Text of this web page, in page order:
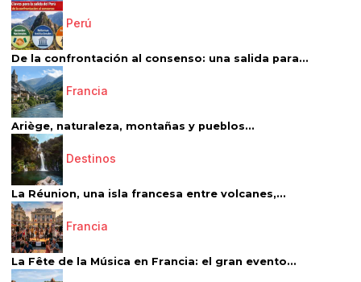
Perú
De la confrontación al consenso: una salida para...
Francia
Ariège, naturaleza, montañas y pueblos...
Destinos
La Réunion, una isla francesa entre volcanes,...
Francia
La Fête de la Música en Francia: el gran evento...